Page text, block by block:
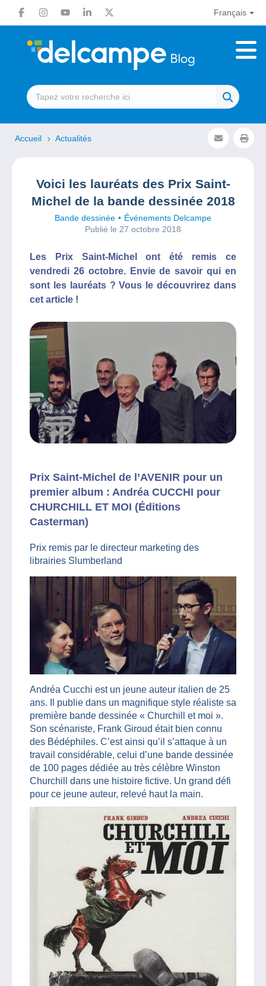
Français
Accueil Actualités
Voici les lauréats des Prix Saint-
Michel de la bande dessinée 2018
Bande dessinée
Événements Delcampe
Publié le 27 octobre 2018
Les Prix Saint-Michel ont été remis ce
vendredi 26 octobre. Envie de savoir qui en
sont les lauréats ? Vous le découvrirez dans
cet article !
Prix Saint-Michel de l’AVENIR pour un
premier album : Andréa CUCCHI pour
CHURCHILL ET MOI (Éditions
Casterman)
Prix remis par le directeur marketing des
librairies Slumberland
Andréa Cucchi est un jeune auteur italien de 25
ans. Il publie dans un magnifique style réaliste sa
première bande dessinée « Churchill et moi ».
Son scénariste, Frank Giroud était bien connu
des Bédéphiles. C’est ainsi qu’il s’attaque à un
travail considérable, celui d’une bande dessinée
de 100 pages dédiée au très célèbre Winston
Churchill dans une histoire fictive. Un grand défi
pour ce jeune auteur, relevé haut la main.